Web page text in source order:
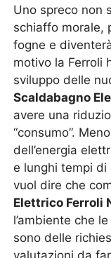
Uno spreco non
schiaffo morale,
fogne e
motivo la Ferroli
sviluppo delle
Scaldabagno
avere una
“consumo”.
dell’energia
e lunghi tempi
vuol dire che
Elettrico Ferroli
l’ambiente che
sono delle
valutazioni da